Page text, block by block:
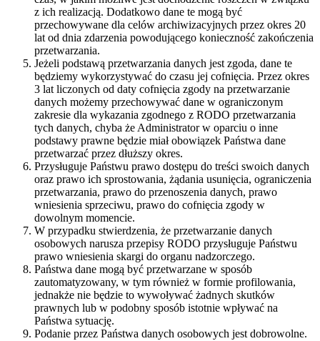
z ich realizacją. Dodatkowo dane te mogą być
przechowywane dla celów archiwizacyjnych przez okres 20
lat od dnia zdarzenia powodującego konieczność zakończenia
przetwarzania.
Jeżeli podstawą przetwarzania danych jest zgoda, dane te
będziemy wykorzystywać do czasu jej cofnięcia. Przez okres
3 lat liczonych od daty cofnięcia zgody na przetwarzanie
danych możemy przechowywać dane w ograniczonym
zakresie dla wykazania zgodnego z RODO przetwarzania
tych danych, chyba że Administrator w oparciu o inne
podstawy prawne będzie miał obowiązek Państwa dane
przetwarzać przez dłuższy okres.
Przysługuje Państwu prawo dostępu do treści swoich danych
oraz prawo ich sprostowania, żądania usunięcia, ograniczenia
przetwarzania, prawo do przenoszenia danych, prawo
wniesienia sprzeciwu, prawo do cofnięcia zgody w
dowolnym momencie.
W przypadku stwierdzenia, że przetwarzanie danych
osobowych narusza przepisy RODO przysługuje Państwu
prawo wniesienia skargi do organu nadzorczego.
Państwa dane mogą być przetwarzane w sposób
zautomatyzowany, w tym również w formie profilowania,
jednakże nie będzie to wywoływać żadnych skutków
prawnych lub w podobny sposób istotnie wpływać na
Państwa sytuację.
Podanie przez Państwa danych osobowych jest dobrowolne.